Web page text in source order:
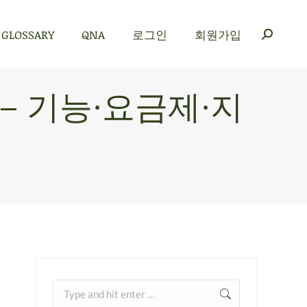
GLOSSARY QNA 로그인 회원가입
능·요금제·지
로그인 회원가입